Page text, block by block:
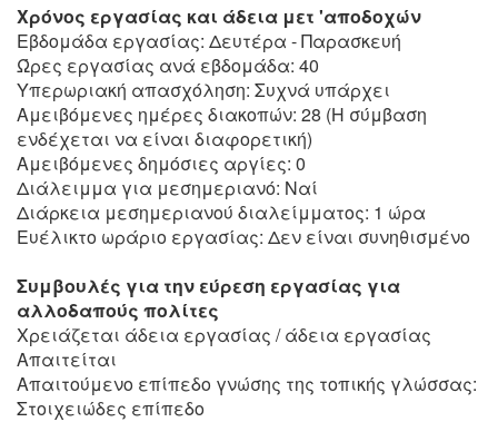
Χρόνος εργασίας και άδεια μετ 'αποδοχών
Εβδομάδα εργασίας: Δευτέρα - Παρασκευή
Ώρες εργασίας ανά εβδομάδα: 40
Υπερωριακή απασχόληση: Συχνά υπάρχει
Αμειβόμενες ημέρες διακοπών: 28 (Η σύμβαση
ενδέχεται να είναι διαφορετική)
Αμειβόμενες δημόσιες αργίες: 0
Διάλειμμα για μεσημεριανό: Ναί
Διάρκεια μεσημεριανού διαλείμματος: 1 ώρα
Ευέλικτο ωράριο εργασίας: Δεν είναι συνηθισμένο
Συμβουλές για την εύρεση εργασίας για
αλλοδαπούς πολίτες
Χρειάζεται άδεια εργασίας / άδεια εργασίας
Απαιτείται
Απαιτούμενο επίπεδο γνώσης της τοπικής γλώσσας:
Στοιχειώδες επίπεδο